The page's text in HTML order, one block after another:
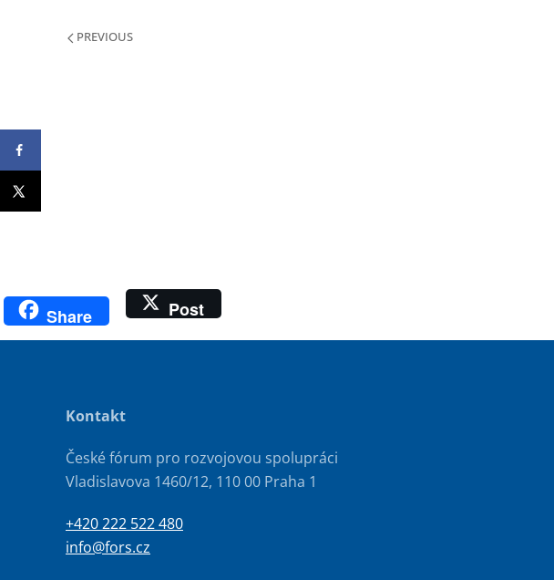
PREVIOUS
Share Post
Kontakt
České fórum pro rozvojovou spolupráci
Vladislavova 1460/12, 110 00 Praha 1
+420 222 522 480
info@fors.cz